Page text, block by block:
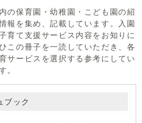
の保育園・幼稚園・こども園の紹
報を集め、記載しています。入園
育て支援サービス内容をお知りに
この冊子を一読していただき、各
サービスを選択する参考にしてい
。
ブック